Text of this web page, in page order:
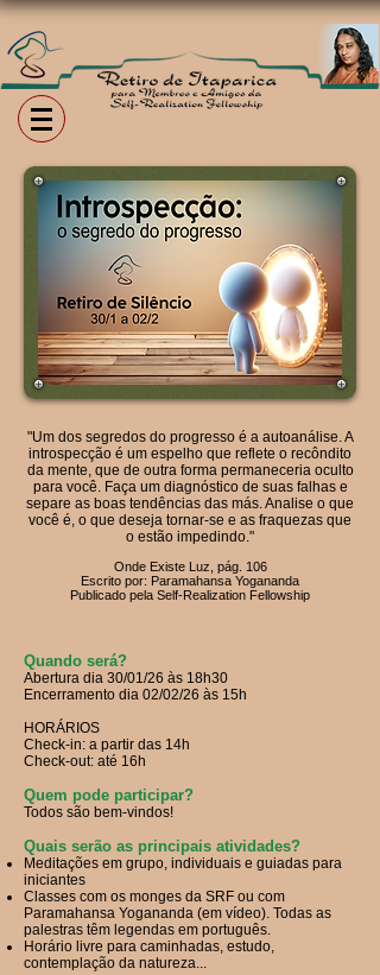
"Um dos segredos do progresso é a autoanálise. A
introspecção é um espelho que reflete o recôndito
da mente, que de outra forma permaneceria oculto
para você. Faça um diagnóstico de suas falhas e
separe as boas tendências das más. Analise o que
você é, o que deseja tornar-se e as fraquezas que
o estão impedindo."
Onde Existe Luz, pág. 106
Escrito por: Paramahansa Yogananda
Publicado pela Self-Realization Fellowship
Quando será?
Abertura dia 30/01/26 às 18h30
Encerramento dia 02/02/26 às 15h
HORÁRIOS
Check-in: a partir das 14h
Check-out: até 16h
Quem pode participar?
Todos são bem-vindos!
Quais serão as principais atividades?
Meditações em grupo, individuais e guiadas para
iniciantes
Classes com os monges da SRF ou com
Paramahansa Yogananda (em vídeo). Todas as
palestras têm legendas em português.
Horário livre para caminhadas, estudo,
contemplação da natureza...